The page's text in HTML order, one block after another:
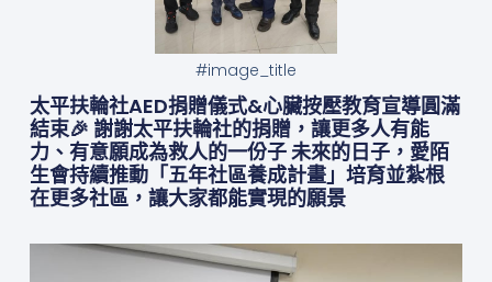
#image_title
太平扶輪社AED捐贈儀式&心臟按壓教育宣導圓滿
結束🎉 謝謝太平扶輪社的捐贈，讓更多人有能
力、有意願成為救人的一份子 未來的日子，愛陌
生會持續推動「五年社區養成計畫」培育並紮根
在更多社區，讓大家都能實現的願景